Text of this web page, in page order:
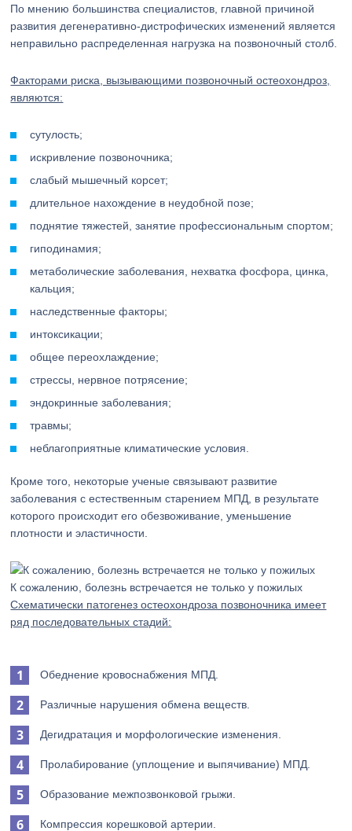
По мнению большинства специалистов, главной причиной
развития дегенеративно-дистрофических изменений является
неправильно распределенная нагрузка на позвоночный столб.
Факторами риска, вызывающими позвоночный остеохондроз,
являются:
сутулость;
искривление позвоночника;
слабый мышечный корсет;
длительное нахождение в неудобной позе;
поднятие тяжестей, занятие профессиональным спортом;
гиподинамия;
метаболические заболевания, нехватка фосфора, цинка,
кальция;
наследственные факторы;
интоксикации;
общее переохлаждение;
стрессы, нервное потрясение;
эндокринные заболевания;
травмы;
неблагоприятные климатические условия.
Кроме того, некоторые ученые связывают развитие
заболевания с естественным старением МПД, в результате
которого происходит его обезвоживание, уменьшение
плотности и эластичности.
К сожалению, болезнь встречается не только у пожилых
Схематически патогенез остеохондроза позвоночника имеет
ряд последовательных стадий:
Обеднение кровоснабжения МПД.
Различные нарушения обмена веществ.
Дегидратация и морфологические изменения.
Пролабирование (уплощение и выпячивание) МПД.
Образование межпозвонковой грыжи.
Компрессия корешковой артерии.